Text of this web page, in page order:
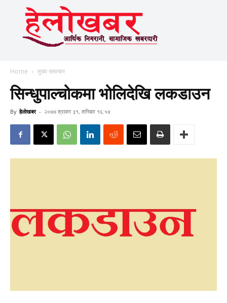
Home मुख्य समाचार
सिन्धुपाल्चोकमा भोलिदेखि लकडाउन
By हेलाेखबर - २०७७ श्रावण ३१, शनिबार १६:५४